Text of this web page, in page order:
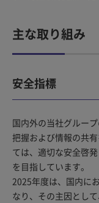
主な取り組み
安全指標
国内外の当社グルー
把握および情報の共
ては、適切な安全啓
を目指しています。
2025年度は、国内に
なり、その主因とし